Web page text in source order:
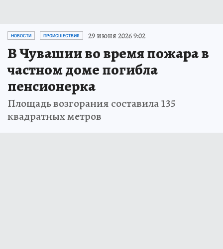
НОВОСТИ ПРОИСШЕСТВИЯ 29 июня 2026 9:02
В Чувашии во время пожара в
частном доме погибла
пенсионерка
Площадь возгорания составила 135
квадратных метров